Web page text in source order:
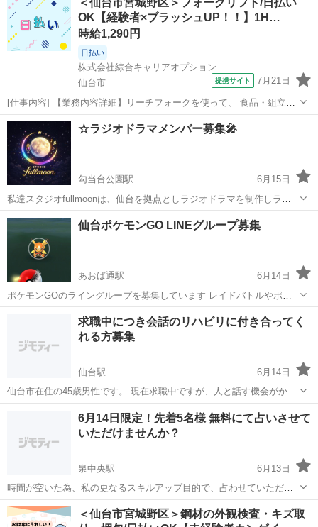
ださい！ # 仙台室内楽の会について 仙台室内楽の会は、仙台で活動
するアンサンブルを目...
＜仙台市宮城野区＞フォークリフト/日払い
OK【経験者×ブラッシュUP！！】1H…
時給1,290円
日払い
株式会社綜合キャリアオプション
仙台市
提携サイト 7月21日
[仕事内容] 【業務内容詳細】リーチフォークを使って、 食品・組立家
具の仕分け、 ピッキング作業！ ・トラックからの積卸し作業・パレッ
トへの積み替え・カゴ台車への積込み・商品のラベル、 個数の検品業
務【取扱製品情報】食品、 ...
宮城 仙台市
☆ラジオドラマメンバー募集🎤
勾当台公園駅
6月15日
私達スタジオfullmoonは、仙台を拠点としラジオドラマを制作しラジ
オ3にて、放送している団体です。 今回は、私達と一緒に ラジオド
ラマを制作して下さるメンバーを募集しております。(*´∀｀*) 収録は毎
月1回の土曜日 場...
宮城 仙台市 勾当台公園駅 ラジオドラマ
仙台ポケモンGO LINEグループ募集
あおば通駅
6月14日
ポケモンGOのライングループを募集しています レイドバトルやポケ
活、交換会を一緒に楽しみましょう(^^)もちろん対戦も！ 年齢、性
別、所属してるチームは問いません 主に土日や平日の夜の活動になる
と思います 硬いルールなどはあ...
あおば通駅 その他 ポケモンGO
求職中につき会話のリハビリに付き合ってく
れる方募集
仙台駅
6月14日
仙台市在住の45歳男性です。 現在求職中ですが、人と話す機会がかな
り減ってしまいました。 このままでは面接でも上手く話せる気がしな
いので、会話のリハビリに付き合ってくれる方を募集しています。 内
仙台駅 その他 45歳
6月14日限定！先着5名様 無料にて占いさせて
いただけませんか？
泉中央駅
6月13日
時間が空いた為、私の更なるスキルアップ目的で、占わせていただき
ます。 時 間：8：30～18：00 場 所：地下鉄泉中央駅付近 費 用：
飲食代実費 科 目：手相・タロット占い(お一方当たり1〜2時間程度)
宮城 仙台市 泉中央駅 その他 無料
＜仙台市宮城野区＞鋼材の外観検査・キズ取